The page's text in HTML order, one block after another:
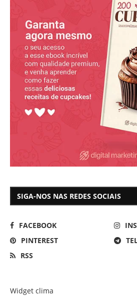
SIGA-NOS NAS REDES SOCIAIS
FACEBOOK
PINTEREST
RSS
Widget clima